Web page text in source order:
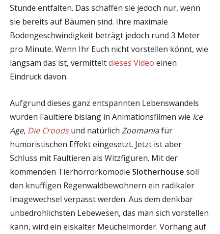
Stunde entfalten. Das schaffen sie jedoch nur, wenn
sie bereits auf Bäumen sind. Ihre maximale
Bodengeschwindigkeit beträgt jedoch rund 3 Meter
pro Minute. Wenn Ihr Euch nicht vorstellen könnt, wie
langsam das ist, vermitteltdieses Video einen
Eindruck davon.
Aufgrund dieses ganz entspannten Lebenswandels
wurden Faultiere bislang in Animationsfilmen wie Ice
Age, Die Croodsund natürlich Zoomaniafür
humoristischen Effekt eingesetzt. Jetzt ist aber
Schluss mit Faultieren als Witzfiguren. Mit der
kommenden Tierhorrorkomödie Slotherhouse soll
den knuffigen Regenwaldbewohnern ein radikaler
Imagewechsel verpasst werden. Aus dem denkbar
unbedrohlichsten Lebewesen, das man sich vorstellen
kann, wird ein eiskalter Meuchelmörder. Vorhang auf